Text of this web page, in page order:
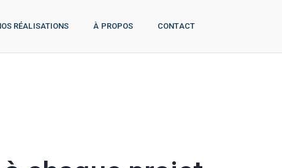
RÉALISATIONS À PROPOS CONTACT